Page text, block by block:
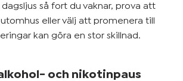
så fort du vaknar, prova att
eller välj att promenera till
kan göra en stor skillnad.
och nikotinpaus